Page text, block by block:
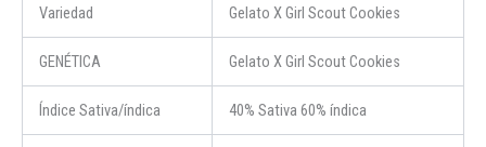
Variedad Gelato X Girl Scout Cookies
GENÉTICA Gelato X Girl Scout Cookies
Índice Sativa/índica 40% Sativa 60% índica